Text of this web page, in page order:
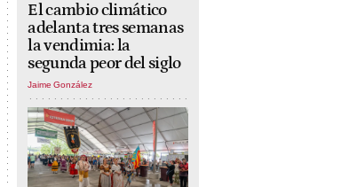
El cambio climático
adelanta tres semanas
la vendimia: la
segunda peor del siglo
Jaime González